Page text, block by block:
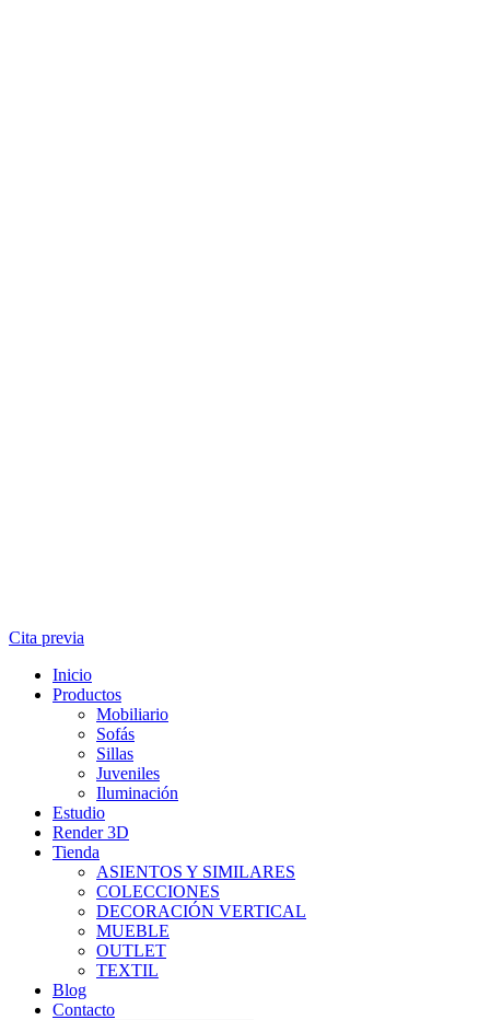
Cita previa
Inicio
Productos
Mobiliario
Sofás
Sillas
Juveniles
Iluminación
Estudio
Render 3D
Tienda
ASIENTOS Y SIMILARES
COLECCIONES
DECORACIÓN VERTICAL
MUEBLE
OUTLET
TEXTIL
Blog
Contacto